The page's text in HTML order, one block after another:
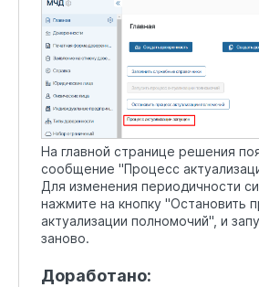
На главной странице решения
сообщение "Процесс
Для изменения периодичности
нажмите на кнопку "Остановить
актуализации полномочий", и
заново.
Доработано: